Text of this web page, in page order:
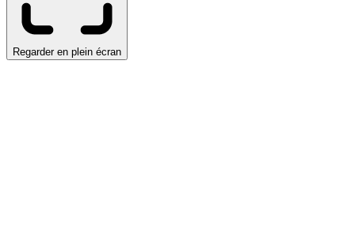
Regarder en plein écran